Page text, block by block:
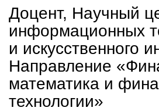
Доцент, Научный
информационных
и искусственного
Направление
математика и
технологии»